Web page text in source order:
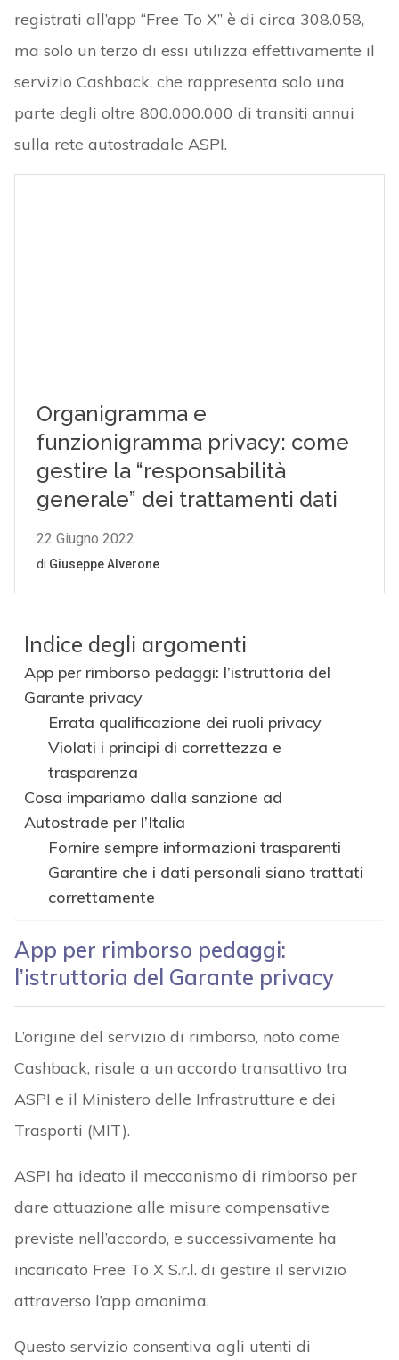
registrati all’app “Free To X” è di circa 308.058,
ma solo un terzo di essi utilizza effettivamente il
servizio Cashback, che rappresenta solo una
parte degli oltre 800.000.000 di transiti annui
sulla rete autostradale ASPI.
Indice degli argomenti
App per rimborso pedaggi: l’istruttoria del
Garante privacy
Errata qualificazione dei ruoli privacy
Violati i principi di correttezza e
trasparenza
Cosa impariamo dalla sanzione ad
Autostrade per l’Italia
Fornire sempre informazioni trasparenti
Garantire che i dati personali siano trattati
correttamente
App per rimborso pedaggi:
l’istruttoria del Garante privacy
L’origine del servizio di rimborso, noto come
Cashback, risale a un accordo transattivo tra
ASPI e il Ministero delle Infrastrutture e dei
Trasporti (MIT).
ASPI ha ideato il meccanismo di rimborso per
dare attuazione alle misure compensative
previste nell’accordo, e successivamente ha
incaricato Free To X S.r.l. di gestire il servizio
attraverso l’app omonima.
Questo servizio consentiva agli utenti di